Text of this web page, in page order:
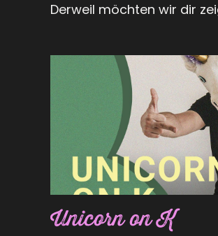
Derweil möchten wir dir
Unicorn on K